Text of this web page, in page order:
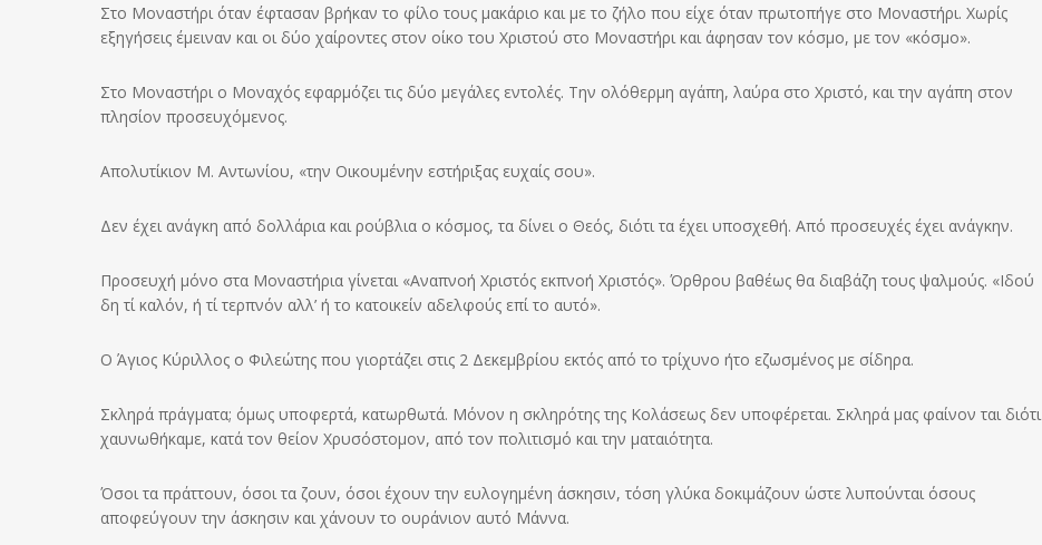
Στο Μοναστήρι όταν έφτασαν βρήκαν το φίλο τους μακάριο και με το ζήλο που είχε όταν πρωτοπήγε στο Μοναστήρι. Χωρίς
εξηγήσεις έμειναν και οι δύο χαίροντες στον οίκο του Χριστού στο Μοναστήρι και άφησαν τον κόσμο, με τον «κόσμο».
Στο Μοναστήρι ο Μοναχός εφαρμόζει τις δύο μεγάλες εντολές. Την ολόθερμη αγάπη, λαύρα στο Χριστό, και την αγάπη στον
πλησίον προσευχόμενος.
Απολυτίκιον Μ. Αντωνίου, «την Οικουμένην εστήριξας ευχαίς σου».
Δεν έχει ανάγκη από δολλάρια και ρούβλια ο κόσμος, τα δίνει ο Θεός, διότι τα έχει υποσχεθή. Από προσευχές έχει ανάγκην.
Προσευχή μόνο στα Μοναστήρια γίνεται «Αναπνοή Χριστός εκπνοή Χριστός». Όρθρου βαθέως θα διαβάζη τους ψαλμούς. «Ιδού
δη τί καλόν, ή τί τερπνόν αλλ’ ή το κατοικείν αδελφούς επί το αυτό».
Ο Άγιος Κύριλλος ο Φιλεώτης που γιορτάζει στις 2 Δεκεμβρίου εκτός από το τρίχυνο ήτο εζωσμένος με σίδηρα.
Σκληρά πράγματα; όμως υποφερτά, κατωρθωτά. Μόνον η σκληρότης της Κολάσεως δεν υποφέρεται. Σκληρά μας φαίνον ται διότι
χαυνωθήκαμε, κατά τον θείον Χρυσόστομον, από τον πολιτισμό και την ματαιότητα.
Όσοι τα πράττουν, όσοι τα ζουν, όσοι έχουν την ευλογημένη άσκησιν, τόση γλύκα δοκιμάζουν ώστε λυπούνται όσους
αποφεύγουν την άσκησιν και χάνουν το ουράνιον αυτό Μάννα.